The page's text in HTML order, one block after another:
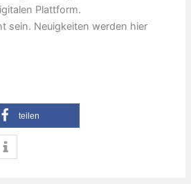
Plattform.
sein. Neuigkeiten werden hier
teilen